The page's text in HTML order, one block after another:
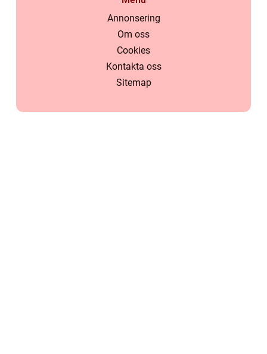
Annonsering
Om oss
Cookies
Kontakta oss
Sitemap